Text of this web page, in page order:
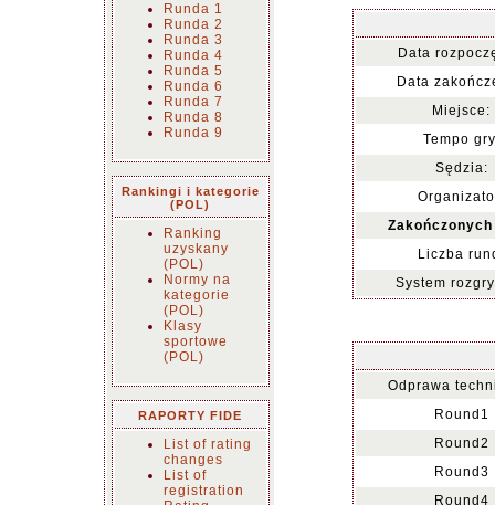
Runda 1
Runda 2
Runda 3
Runda 4
Runda 5
Runda 6
Runda 7
Runda 8
Runda 9
Rankingi i kategorie
(POL)
Ranking
uzyskany
(POL)
Normy na
kategorie
(POL)
Klasy
sportowe
(POL)
RAPORTY FIDE
List of rating
changes
List of
registration
Data
Data
Miejsce:
Tempo
Sędzia:
Liczba
System
Odprawa
Round1
Round2
Round3
Round4